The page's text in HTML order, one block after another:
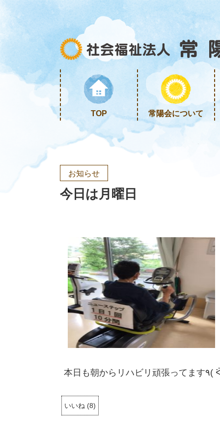
TOP 常陽会について
お知らせ
今日は月曜日
いいね (8)